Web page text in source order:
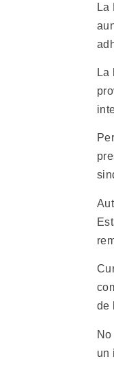
La
La
de
un